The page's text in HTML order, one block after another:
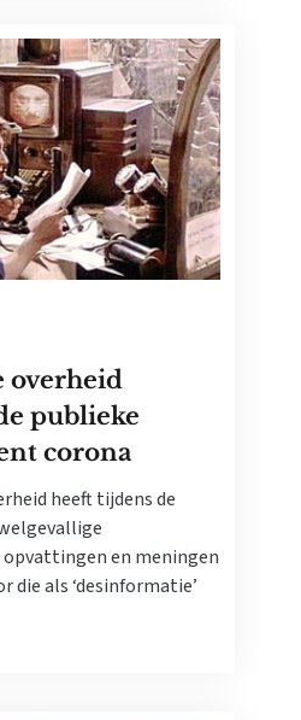
overheid
publieke
corona
heeft tijdens de
en meningen
die als ‘desinformatie’